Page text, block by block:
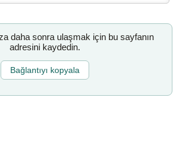
daha sonra ulaşmak için bu sayfanın
adresini kaydedin.
Bağlantıyı kopyala